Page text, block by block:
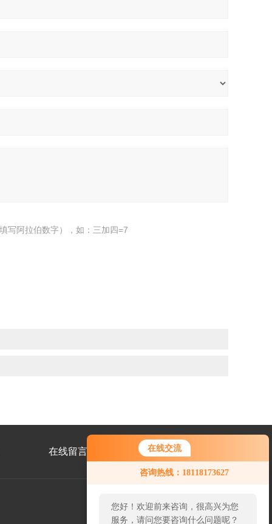
在线交流
咨询热线：18118173627
您好！欢迎前来咨询，很高兴为您
服务，请问您要咨询什么问题呢？
写阿拉伯数字），如：三加四=7
在线留言 联系我们